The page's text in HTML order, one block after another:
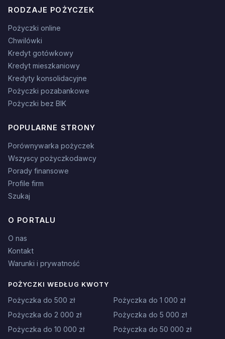
RODZAJE POŻYCZEK
Pożyczki online
Chwilówki
Kredyt gotówkowy
Kredyt mieszkaniowy
Kredyty konsolidacyjne
Pożyczki pozabankowe
Pożyczki bez BIK
POPULARNE STRONY
Porównywarka pożyczek
Wszyscy pożyczkodawcy
Porady finansowe
Profile firm
Szukaj
O PORTALU
O nas
Kontakt
Warunki i prywatność
POŻYCZKI WEDŁUG KWOTY
Pożyczka do 500 zł
Pożyczka do 1 000 zł
Pożyczka do 2 000 zł
Pożyczka do 5 000 zł
Pożyczka do 10 000 zł
Pożyczka do 50 000 zł